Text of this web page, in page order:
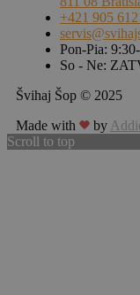
+421 905
Pon-Pia:
So - Ne:
Švihaj Šop © 2025
Made with
by
Scroll to top